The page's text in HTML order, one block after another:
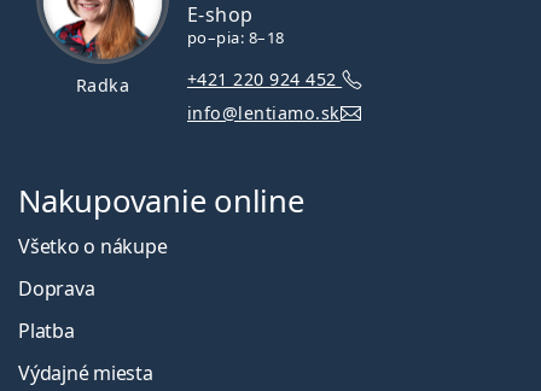
Radka
E-shop
po–pia: 8–18
+421 220 924 452
info@lentiamo.sk
Nakupovanie online
Všetko o nákupe
Doprava
Platba
Výdajné miesta